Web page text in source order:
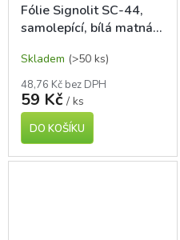
Fólie Signolit SC-44,
samolepící, bílá matná
Skladem (>50 ks)
48,76 Kč bez DPH
59 Kč / ks
DO KOŠÍKU